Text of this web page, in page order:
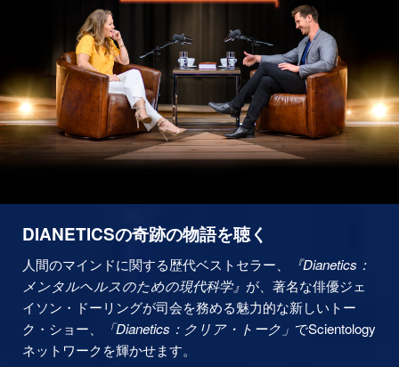
DIANETICSの奇跡の物語を聴く
人間のマインドに関する歴代ベストセラー、
『Dianetics：
メンタルヘルスのための現代科学』 が、著名な俳優ジェ
イソン・ドーリングが司会を務める魅力的な新しいトー
ク・ショー、
「Dianetics：クリア・トーク」 でScientology
ネットワークを輝かせます。